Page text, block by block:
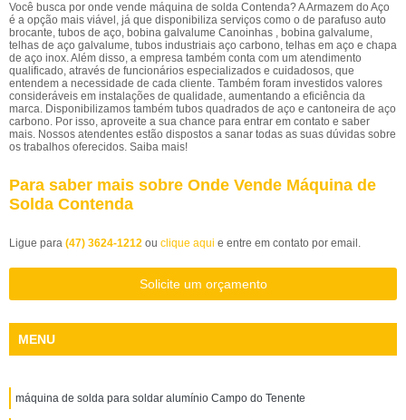
Você busca por onde vende máquina de solda Contenda? A Armazem do Aço
é a opção mais viável, já que disponibiliza serviços como o de parafuso auto
brocante, tubos de aço, bobina galvalume Canoinhas , bobina galvalume,
telhas de aço galvalume, tubos industriais aço carbono, telhas em aço e chapa
de aço inox. Além disso, a empresa também conta com um atendimento
qualificado, através de funcionários especializados e cuidadosos, que
entendem a necessidade de cada cliente. Também foram investidos valores
consideráveis em instalações de qualidade, aumentando a eficiência da
marca. Disponibilizamos também tubos quadrados de aço e cantoneira de aço
carbono. Por isso, aproveite a sua chance para entrar em contato e saber
mais. Nossos atendentes estão dispostos a sanar todas as suas dúvidas sobre
os trabalhos oferecidos. Saiba mais!
Para saber mais sobre Onde Vende Máquina de
Solda Contenda
Ligue para (47) 3624-1212 ou clique aqui e entre em contato por email.
Solicite um orçamento
MENU
máquina de solda para soldar alumínio Campo do Tenente